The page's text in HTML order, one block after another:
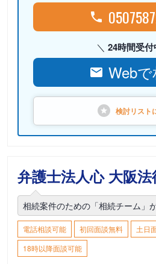
24時間受付
Web
検討リスト
弁護士法人心 大阪
相続案件のための「相続チーム」
電話相談可能 初回面談無料
土日
18時以降面談可能